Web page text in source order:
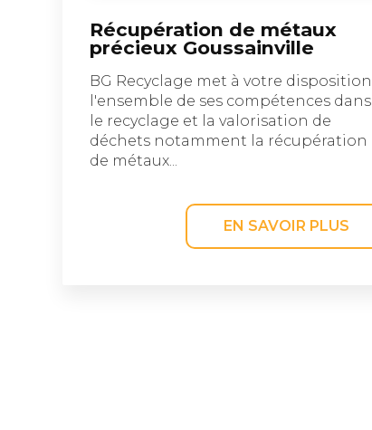
Récupération de métaux
précieux Goussainville
BG Recyclage met à votre disposition
l'ensemble de ses compétences dans
le recyclage et la valorisation de
déchets notamment la récupération
de métaux...
EN SAVOIR PLUS